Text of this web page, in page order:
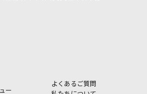
ー
よくあるご質問